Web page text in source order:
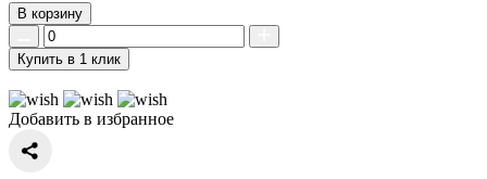
В корзину
Купить в 1 клик
Добавить в избранное